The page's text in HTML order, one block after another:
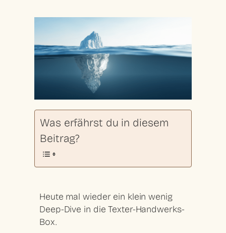
Was erfährst du in diesem
Beitrag?
Heute mal wieder ein klein wenig
Deep-Dive in die Texter-Handwerks-
Box.